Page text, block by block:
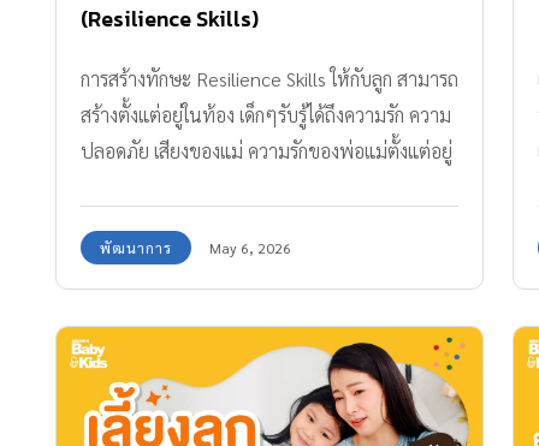
(Resilience Skills)
การสร้างทักษะ Resilience Skills ให้กับลูก สามารถ
สร้างตั้งแต่อยู่ในท้อง เด็กๆรับรู้ได้ถึงความรัก ความ
ปลอดภัย เสียงของแม่ ความรักของพ่อแม่ตั้งแต่อยู่
ครูเม – เมริษา ยอดมณฑป ได้เปรียบเทียบไว้ว่า
ทักษะนี้เหมือนตุ๊กตาล้มลุก เมื่อเด็กๆเผชิญแล้วต้อง
กลับขึ้นมาได้ แม้จะยากเย็นแต่จะมีวิธีและมุมมอง
ใหม่ให้กลับมาเริ่มใหม่ได้ในแบบของตัวเอง ซึ่งการ
ฝึกฝนทักษะนี้แบ่งเป็นตามช่วงวัยได้ ดังนี้ 0-3 ปี
ในวัยเด็กเล็ก เกิดการสร้างสายสัมพันธ์ (bonding)
พัฒนาการ May 6, 2026